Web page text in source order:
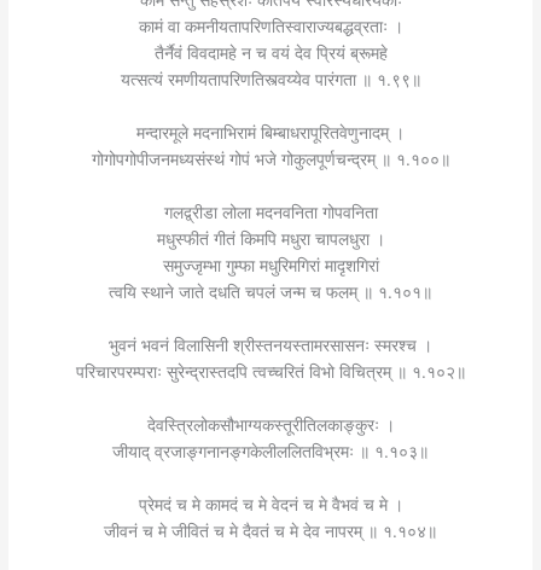
कामं वा कमनीयतापरिणतिस्वाराज्यबद्धव्रताः ।
तैर्नैवं विवदामहे न च वयं देव प्रियं ब्रूमहे
यत्सत्यं रमणीयतापरिणतिस्त्वय्येव पारंगता ॥ १.९९॥
मन्दारमूले मदनाभिरामं बिम्बाधरापूरितवेणुनादम् ।
गोगोपगोपीजनमध्यसंस्थं गोपं भजे गोकुलपूर्णचन्द्रम् ॥ १.१००॥
गलद्व्रीडा लोला मदनवनिता गोपवनिता
मधुस्फीतं गीतं किमपि मधुरा चापलधुरा ।
समुज्जृम्भा गुम्फा मधुरिमगिरां मादृशगिरां
त्वयि स्थाने जाते दधति चपलं जन्म च फलम् ॥ १.१०१॥
भुवनं भवनं विलासिनी श्रीस्तनयस्तामरसासनः स्मरश्च ।
परिचारपरम्पराः सुरेन्द्रास्तदपि त्वच्चरितं विभो विचित्रम् ॥ १.१०२॥
देवस्त्रिलोकसौभाग्यकस्तूरीतिलकाङ्कुरः ।
जीयाद् व्रजाङ्गनानङ्गकेलीललितविभ्रमः ॥ १.१०३॥
प्रेमदं च मे कामदं च मे वेदनं च मे वैभवं च मे ।
जीवनं च मे जीवितं च मे दैवतं च मे देव नापरम् ॥ १.१०४॥